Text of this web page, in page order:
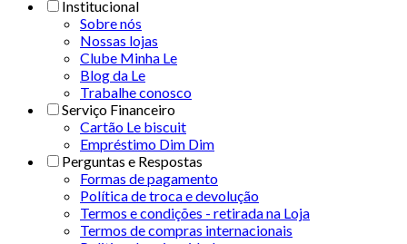
Institucional
Sobre nós
Nossas lojas
Clube Minha Le
Blog da Le
Trabalhe conosco
Serviço Financeiro
Cartão Le biscuit
Empréstimo Dim Dim
Perguntas e Respostas
Formas de pagamento
Política de troca e devolução
Termos e condições - retirada na Loja
Termos de compras internacionais